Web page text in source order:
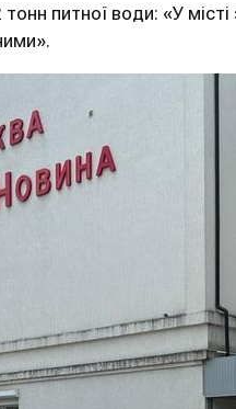
питної води: «У